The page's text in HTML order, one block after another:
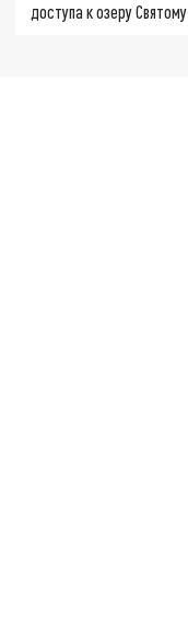
доступа к озеру Святому